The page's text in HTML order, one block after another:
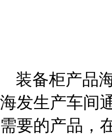
装备柜产品
海发生产车间
需要的产品，